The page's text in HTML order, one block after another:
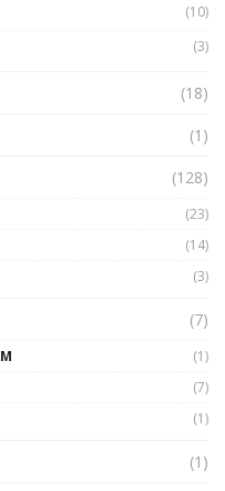
– Trò đùa tỷ đô
(10)
(3)
(18)
(1)
(128)
(23)
(14)
(3)
(7)
(1)
(7)
(1)
(1)